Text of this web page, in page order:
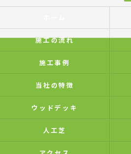
施工の流れ
施工事例
当社の特徴
ウッドデッキ
人工芝